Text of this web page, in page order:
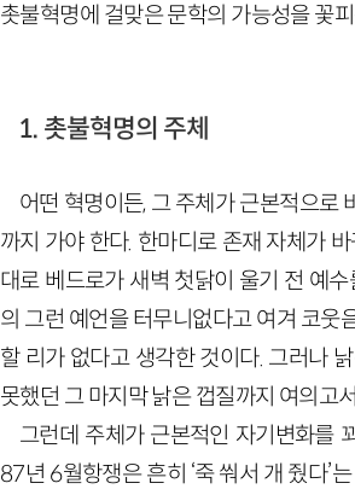
촛불혁명에 걸맞은 문학의 가능성을 꽃
1. 촛불혁명의 주체
어떤 혁명이든, 그 주체가 근본적으로
까지 가야 한다. 한마디로 존재 자체가
대로 베드로가 새벽 첫닭이 울기 전 예
의 그런 예언을 터무니없다고 여겨 코웃
할 리가 없다고 생각한 것이다. 그러나
못했던 그 마지막 낡은 껍질까지 여의고
그런데 주체가 근본적인 자기변화를
87년 6월항쟁은 흔히 ‘죽 쒀서 개 줬다’